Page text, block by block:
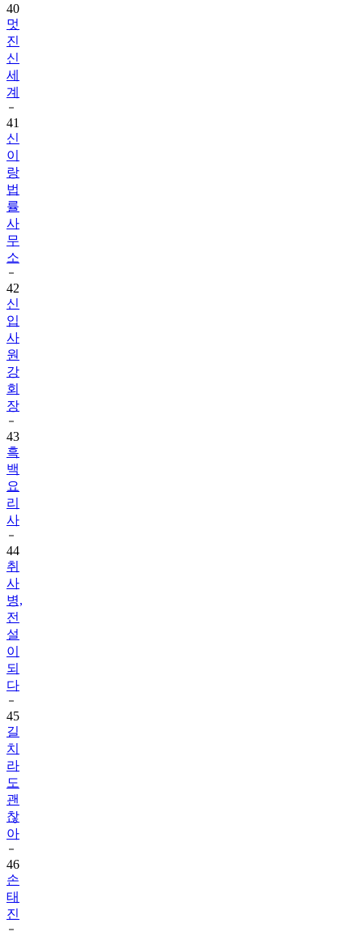
40
멋
진
신
세
계
41
신
이
랑
법
률
사
무
소
42
신
입
사
원
강
회
장
43
흑
백
요
리
사
44
취
사
병,
전
설
이
되
다
45
길
치
라
도
괜
찮
아
46
손
태
진